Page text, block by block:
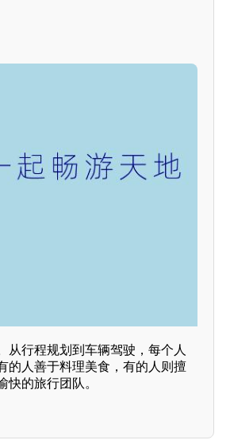
从行程规划到车辆驾驶，每个人
的人善于料理美食，有的人则擅
的旅行团队。